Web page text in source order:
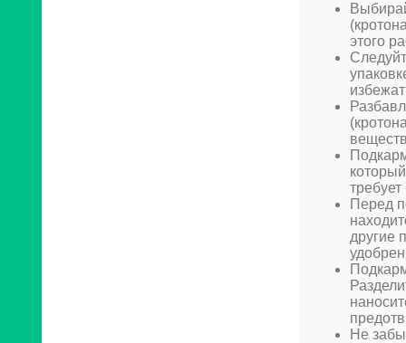
этого
Перед
другие
Не